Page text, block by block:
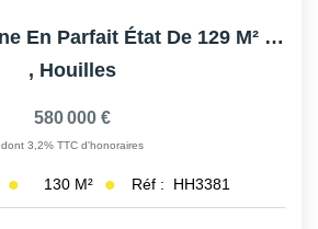
Maison Ancienne En Parfait État De 129 M² Sur Terrain De...
, Houilles
580 000 €
dont 3,2% TTC d'honoraires
130 M² Réf : HH3381